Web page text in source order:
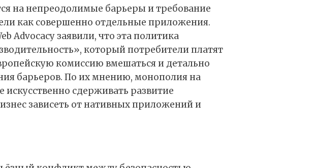
на непреодолимые барьеры и требование
как совершенно отдельные приложения.
Advocacy заявили, что эта политика
который потребители платят
комиссию вмешаться и детально
барьеров. По их мнению, монополия на
сдерживать развитие
зависеть от нативных приложений и